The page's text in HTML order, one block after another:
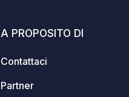
A PROPOSITO DI
Contattaci
Partner